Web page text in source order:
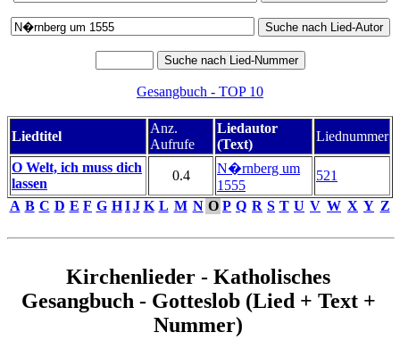
Gesangbuch - TOP 10
Liedtitel
Anz.
Aufrufe
Liedautor
(Text)
Liednummer
O Welt, ich muss dich
lassen
0.4
N�rnberg um
1555
521
A B C D E F G H IJ K L M N O P Q R S T U V W X Y Z
Kirchenlieder - Katholisches
Gesangbuch - Gotteslob (Lied + Text +
Nummer)